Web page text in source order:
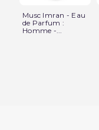
Musc Imran - Eau
de Parfum :
Homme -...